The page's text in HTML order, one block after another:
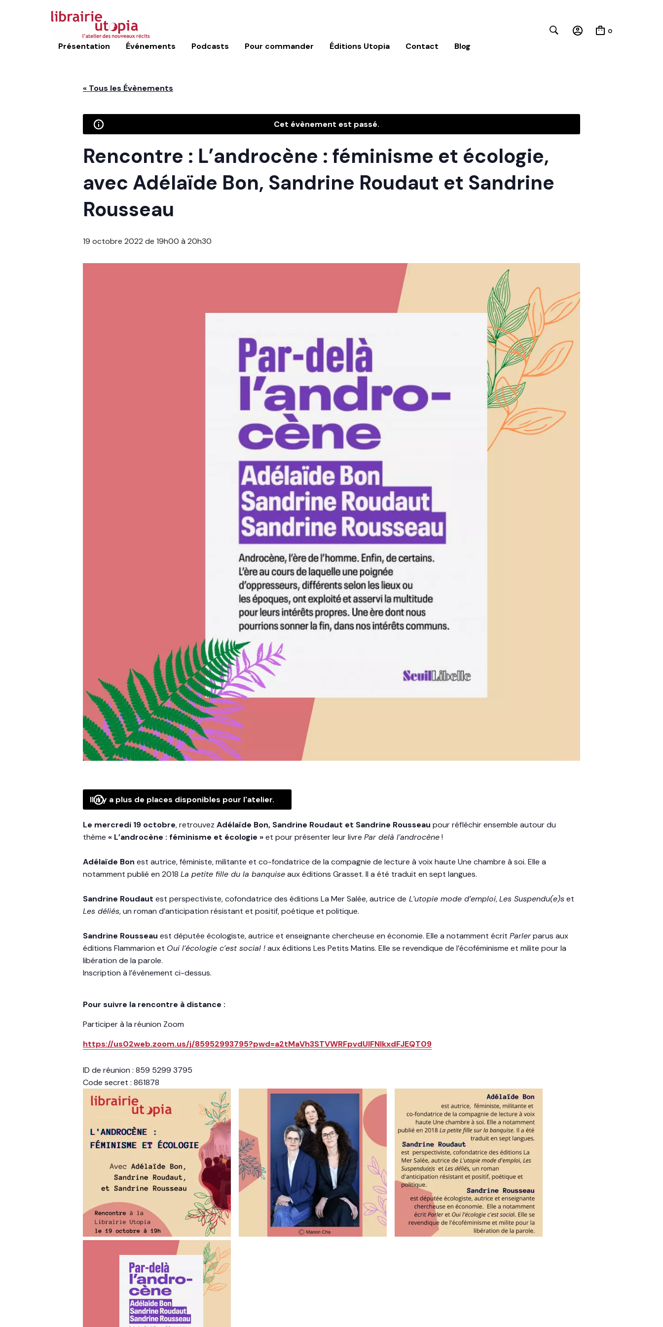
Présentation Événements Podcasts Pour commander Éditions Utopia Contact Blog
0
« Tous les Évènements
Cet évènement est passé.
Rencontre : L’androcène : féminisme et écologie,
avec Adélaïde Bon, Sandrine Roudaut et Sandrine
Rousseau
19 octobre 2022 de 19h00 à 20h30
Il n'y a plus de places disponibles pour l'atelier.
Le mercredi 19 octobre, retrouvez Adélaïde Bon, Sandrine Roudaut et Sandrine Rousseau pour réfléchir ensemble autour du
thème « L’androcène : féminisme et écologie »et pour présenter leur livre Par delà l’androcène!
Adélaïde Bon est autrice, féministe, militante et co-fondatrice de la compagnie de lecture à voix haute Une chambre à soi. Elle a
notamment publié en 2018 La petite fille du la banquiseaux éditions Grasset. Il a été traduit en sept langues.
Sandrine Roudaut est perspectiviste, cofondatrice des éditions La Mer Salée, autrice de L’utopie mode d’emploi,Les Suspendu(e)set
Les déliés, un roman d’anticipation résistant et positif, poétique et politique.
Sandrine Rousseau est députée écologiste, autrice et enseignante chercheuse en économie. Elle a notamment écrit Parlerparus aux
éditions Flammarion et Oui l’écologie c’est social !aux éditions Les Petits Matins. Elle se revendique de l’écoféminisme et milite pour la
libération de la parole.
Inscription à l’évènement ci-dessus.
Pour suivre la rencontre à distance :
Participer à la réunion Zoom
https://us02web.zoom.us/j/85952993795?pwd=a2tMaVh3STVWRFpvdUlFNlkxdFJEQT09
ID de réunion : 859 5299 3795
Code secret : 861878